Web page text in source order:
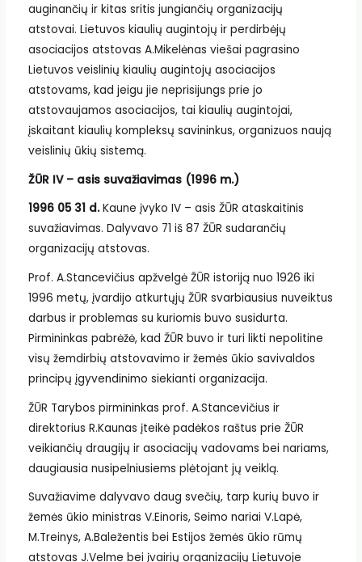
auginančių ir kitas sritis jungiančių organizacijų
atstovai. Lietuvos kiaulių augintojų ir perdirbėjų
asociacijos atstovas A.Mikelėnas viešai pagrasino
Lietuvos veislinių kiaulių augintojų asociacijos
atstovams, kad jeigu jie neprisijungs prie jo
atstovaujamos asociacijos, tai kiaulių augintojai,
įskaitant kiaulių kompleksų savininkus, organizuos naują
veislinių ūkių sistemą.
ŽŪR IV – asis suvažiavimas (1996 m.)
1996 05 31 d.Kaune įvyko IV – asis ŽŪR ataskaitinis
suvažiavimas. Dalyvavo 71 iš 87 ŽŪR sudarančių
organizacijų atstovas.
Prof. A.Stancevičius apžvelgė ŽŪR istoriją nuo 1926 iki
1996 metų, įvardijo atkurtųjų ŽŪR svarbiausius nuveiktus
darbus ir problemas su kuriomis buvo susidurta.
Pirmininkas pabrėžė, kad ŽŪR buvo ir turi likti nepolitine
visų žemdirbių atstovavimo ir žemės ūkio savivaldos
principų įgyvendinimo siekianti organizacija.
ŽŪR Tarybos pirmininkas prof. A.Stancevičius ir
direktorius R.Kaunas įteikė padėkos raštus prie ŽŪR
veikiančių draugijų ir asociacijų vadovams bei nariams,
daugiausia nusipelniusiems plėtojant jų veiklą.
Suvažiavime dalyvavo daug svečių, tarp kurių buvo ir
žemės ūkio ministras V.Einoris, Seimo nariai V.Lapė,
M.Treinys, A.Baležentis bei Estijos žemės ūkio rūmų
atstovas J.Velme bei įvairių organizacijų Lietuvoje